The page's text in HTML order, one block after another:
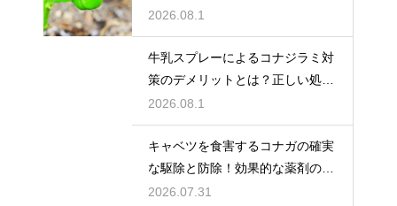
底的に検証
2026.08.1
牛乳スプレーによるコナジラミ対
策のデメリットとは？正しい処理
で防ぐ
2026.08.1
キャベツを食害するコナガの確実
な駆除と防除！効果的な薬剤の選
び方
2026.07.31